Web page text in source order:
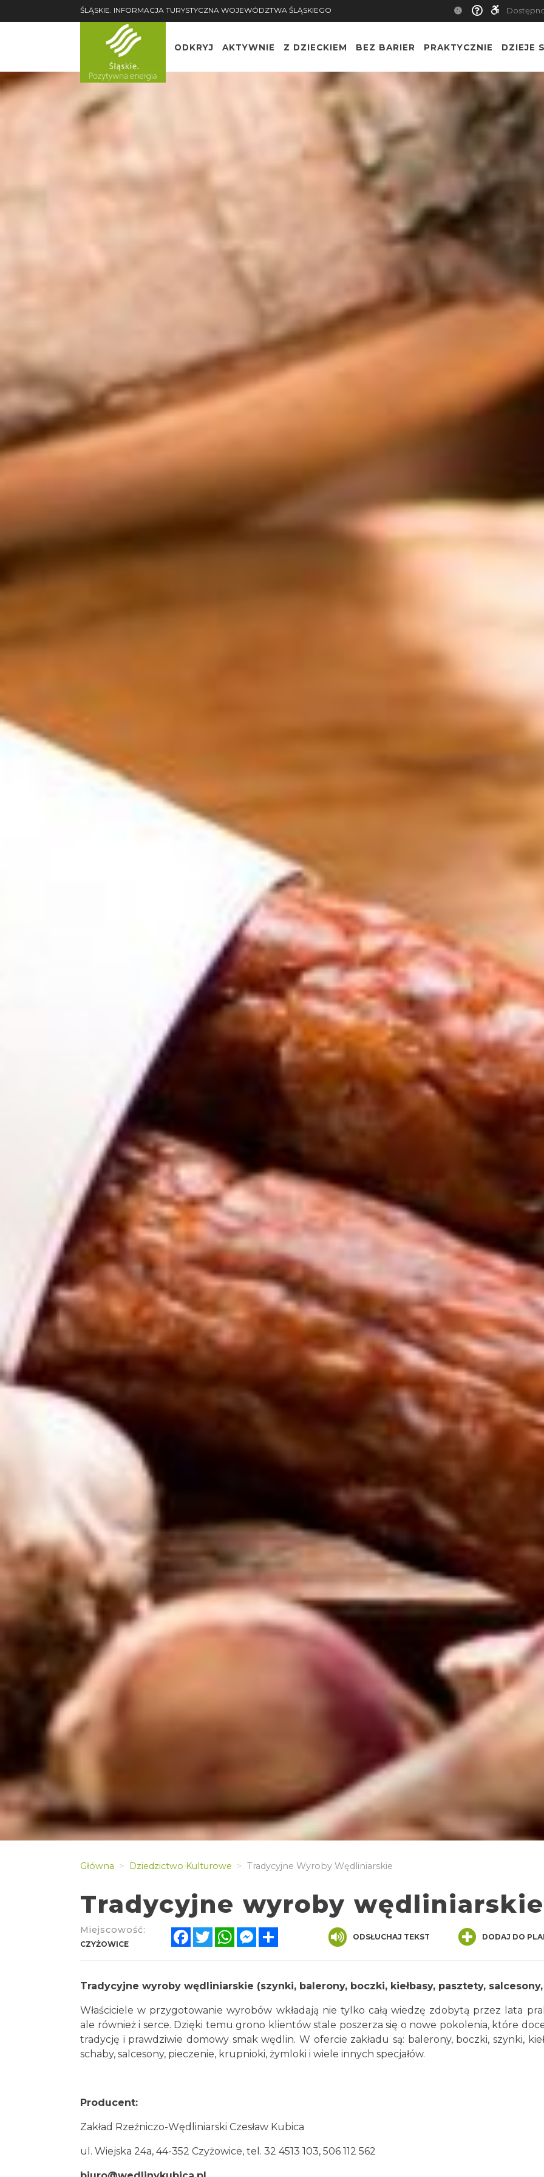
ŚLĄSKIE. INFORMACJA TURYSTYCZNA WOJEWÓDZTWA ŚLĄSKIEGO
ODKRYJ AKTYWNIE Z DZIECKIEM BEZ BARIER PRAKTYCZNIE DZIEJE
Główna Dziedzictwo Kulturowe Tradycyjne Wyroby Wędliniarskie
Tradycyjne wyroby wędliniarskie
Miejscowość:
CZYŻOWICE
FacebookTwitterWhatsAppMessenger ODSŁUCHAJ TEKST DODAJ DO
Tradycyjne wyroby wędliniarskie (szynki, balerony, boczki, kiełbasy, pasztety,
Właściciele w przygotowanie wyrobów wkładają nie tylko całą wiedzę zdobytą przez lata
ale również i serce. Dzięki temu grono klientów stale poszerza się o nowe pokolenia, które
tradycję i prawdziwie domowy smak wędlin. W ofercie zakładu są: balerony, boczki, szynki,
schaby, salcesony, pieczenie, krupnioki, żymloki i wiele innych specjałów.
Producent:
Zakład Rzeźniczo-Wędliniarski Czesław Kubica
ul. Wiejska 24a, 44-352 Czyżowice, tel. 32 4513 103, 506 112 562